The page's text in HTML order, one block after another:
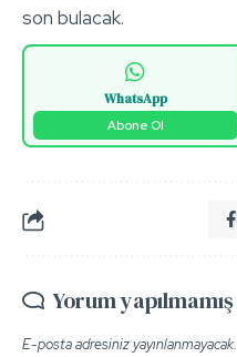
son bulacak.
WhatsApp
Abone Ol
Yorum yapılmamış
E-posta adresiniz yayınlanmayacak.